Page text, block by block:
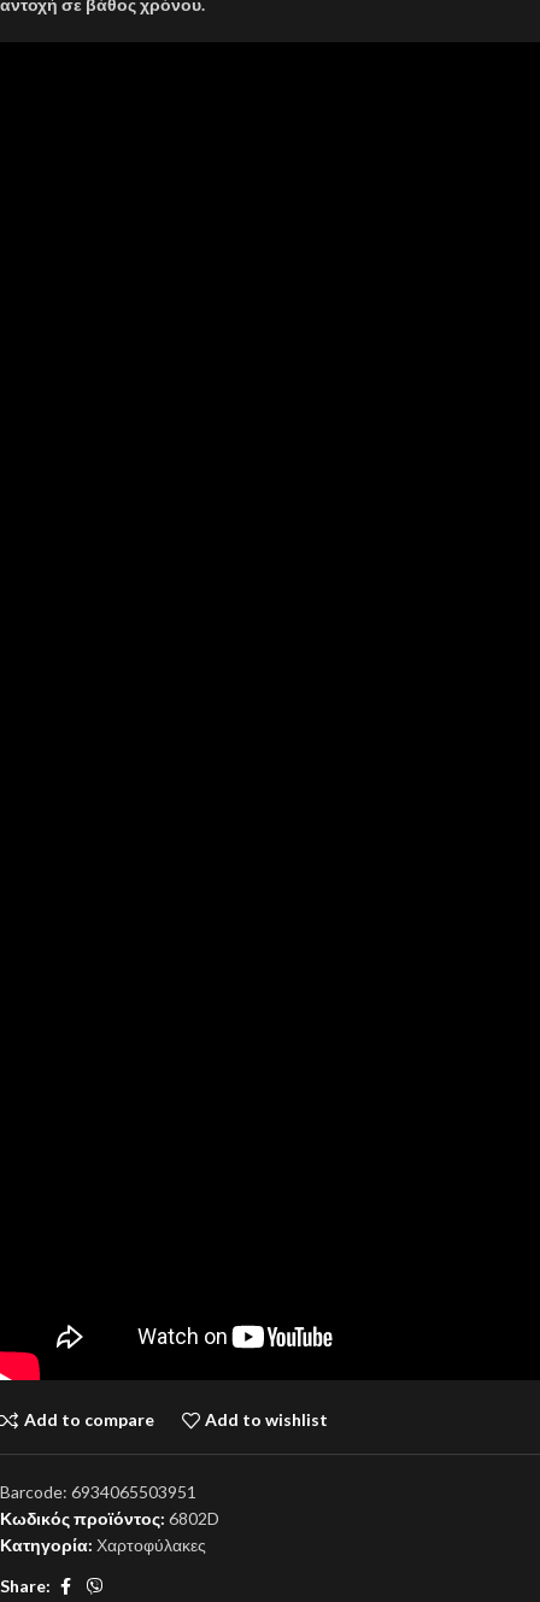
Add to compare Add to wishlist
Barcode: 6934065503951
Κωδικός προϊόντος: 6802D
Κατηγορία: Χαρτοφύλακες
Share: